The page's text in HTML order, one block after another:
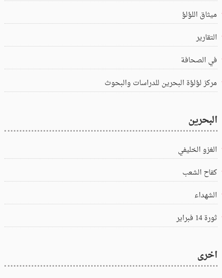
ميثاق اللؤلؤ
التقارير
في الصحافة
مركز لؤلؤة البحرين للدراسات والبحوث
البحرين
الغزو الخليفي
كفاح الشعب
الشهداء
ثورة 14 فبراير
اخرى